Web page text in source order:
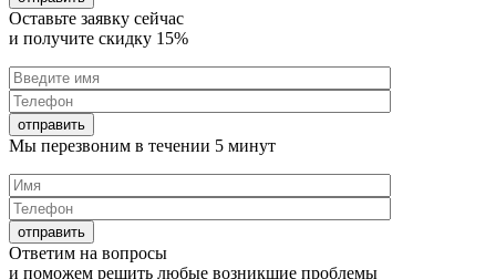
Оставьте заявку сейчас
и получите скидку 15%
Мы перезвоним в течении 5 минут
Ответим на вопросы
и поможем решить любые возникшие проблемы